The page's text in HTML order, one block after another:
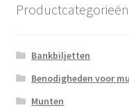
Productcategorieën
Bankbiljetten
Benodigheden voor
Munten